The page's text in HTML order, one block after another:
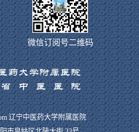
微信订阅号二维码
辽宁中医药大学附属医院